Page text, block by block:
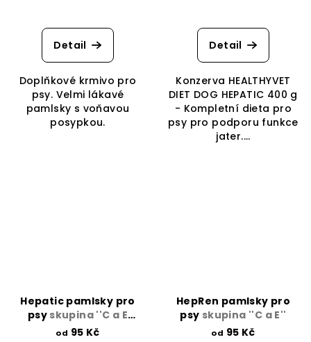
Detail
Doplňkové krmivo pro
psy. Velmi lákavé
pamlsky s voňavou
posypkou.
Detail
Konzerva HEALTHYVET
DIET DOG HEPATIC 400 g
- Kompletní dieta pro
psy pro podporu funkce
jater....
Hepatic pamlsky pro
psy skupina ''C a E
slinivka''
od 95 Kč
HepRen pamlsky pro
psy skupina ''C a E''
od 95 Kč